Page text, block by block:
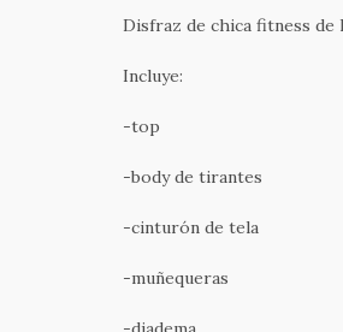
Disfraz de chica fitness de
Incluye:
-top
-body de tirantes
-cinturón de tela
-muñequeras